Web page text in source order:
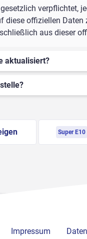
verpflichtet,
diese offiziellen
aus dieser
aktualisiert?
Super E10
Impressum